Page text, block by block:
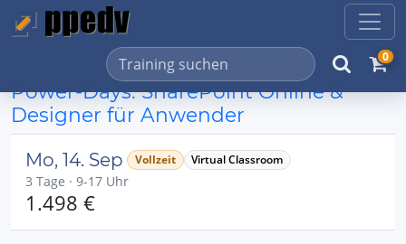
0
Power-Days: SharePoint Online &
Designer für Anwender
Mo, 14. Sep Vollzeit Virtual Classroom
3 Tage · 9-17 Uhr
1.498 €